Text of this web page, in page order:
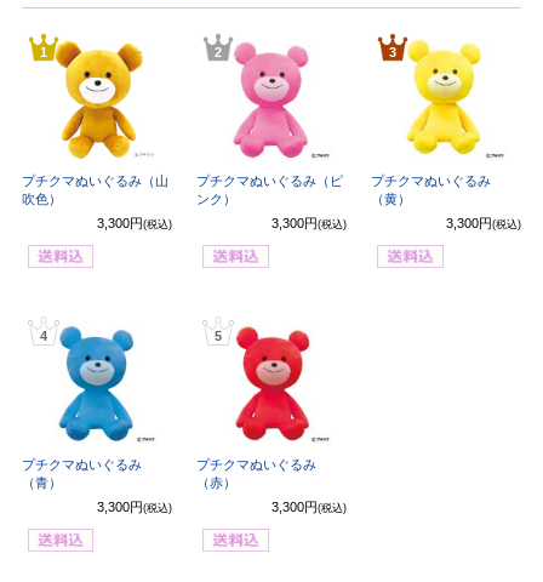
1
プチクマぬいぐるみ（山
吹色）
3,300円 (税込)
2
プチクマぬいぐるみ（ピ
ンク）
3,300円 (税込)
3
プチクマぬいぐるみ
（黄）
3,300円(税込)
4
プチクマぬいぐるみ
（青）
3,300円 (税込)
5
プチクマぬいぐるみ
（赤）
3,300円 (税込)